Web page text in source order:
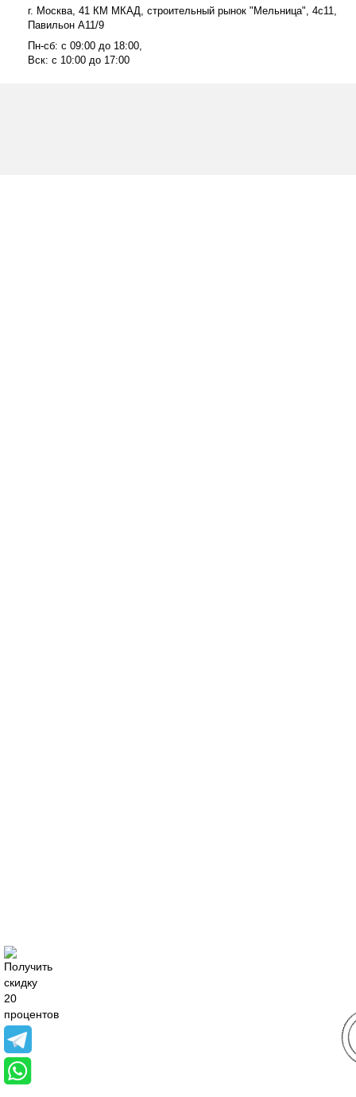
г. Москва, 41 КМ МКАД, строительный рынок "Мельница", 4с11,
Павильон А11/9
Пн-сб: с 09:00 до 18:00,
Вск: с 10:00 до 17:00